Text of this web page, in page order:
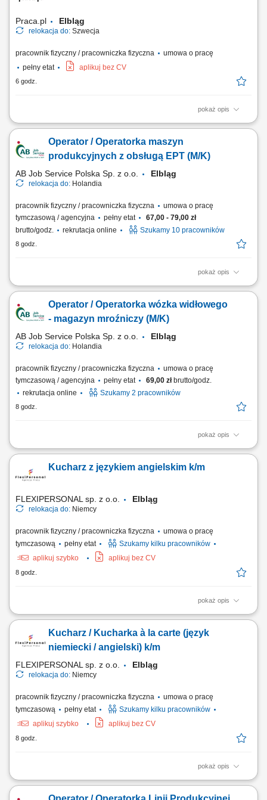
Praca.pl Elbląg
relokacja do: Szwecja
pracownik fizyczny / pracowniczka fizyczna
umowa o pracę
pełny etat
aplikuj bez CV
6 godz.
pokaż opis
Opis stanowiska Tworzenie i montowanie konstrukcji stalowych, zbrojeń
Operator / Operatorka maszyn
produkcyjnych z obsługą EPT (M/K)
AB Job Service Polska Sp. z o.o. Elbląg
relokacja do: Holandia
pracownik fizyczny / pracowniczka fizyczna
umowa o pracę
tymczasową / agencyjna
pełny etat
67,00 - 79,00 zł
brutto/godz.
rekrutacja online Szukamy 10 pracowników
8 godz.
pokaż opis
Nowoczesna holenderska firma z branży spożywczej, specjalizująca się
świeże i mrożone wyroby drobiowe dla klientów B2B w całej Europie,
dostosowując produkty do indywidualnych zamówień. Zakres
Operator / Operatorka wózka widłowego
- magazyn mroźniczy (M/K)
AB Job Service Polska Sp. z o.o. Elbląg
relokacja do: Holandia
pracownik fizyczny / pracowniczka fizyczna
umowa o pracę
tymczasową / agencyjna
pełny etat 69,00 złbrutto/godz.
rekrutacja online
Szukamy 2 pracowników
8 godz.
pokaż opis
Firma działająca w obszarze magazynowania i logistyki.
zamówień oraz dystrybucją produktów do klientów. Magazyn jest
przystosowany do sprawnej obsługi procesów logistycznych i zapewnia
Kucharz z językiem angielskim k/m
FLEXIPERSONAL sp. z o.o. Elbląg
relokacja do: Niemcy
pracownik fizyczny / pracowniczka fizyczna
umowa o pracę
tymczasową
pełny etat
Szukamy kilku pracowników
aplikuj szybko
aplikuj bez CV
8 godz.
pokaż opis
Opis stanowiska: Przygotowywanie dań à la carte; Dbanie o smak,
zapasów i organizacja pracy; Utrzymanie porządku i standardów
higieny; Czego oczekujemy: Doświadczenia jako kucharz; Znajomości
Kucharz / Kucharka à la carte (język
niemiecki / angielski) k/m
FLEXIPERSONAL sp. z o.o. Elbląg
relokacja do: Niemcy
pracownik fizyczny / pracowniczka fizyczna
umowa o pracę
tymczasową
pełny etat
Szukamy kilku pracowników
aplikuj szybko
aplikuj bez CV
8 godz.
pokaż opis
Opis stanowiska Samodzielne prowadzenie powierzonej sekcji